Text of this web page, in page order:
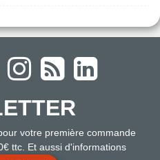
votre première commande
ttc. Et aussi d'informations